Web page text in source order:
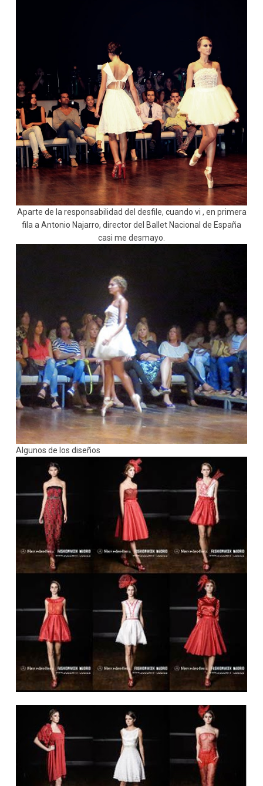
Aparte de la responsabilidad del desfile, cuando vi , en primera
fila a Antonio Najarro, director del Ballet Nacional de España
casi me desmayo.
Algunos de los diseños